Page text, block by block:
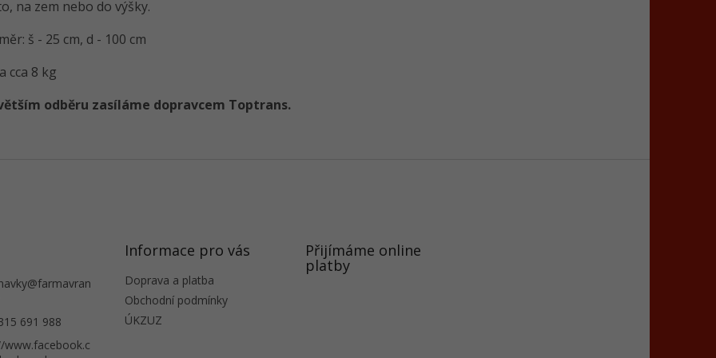
na zem nebo do výšky.
š - 25 cm, d - 100 cm
cca 8 kg
odběru zasíláme dopravcem Toptrans.
@farmavran
691 988
www.facebook.c
Informace pro vás
Doprava a platba
Obchodní podmínky
ÚKZUZ
Přijímáme online
platby